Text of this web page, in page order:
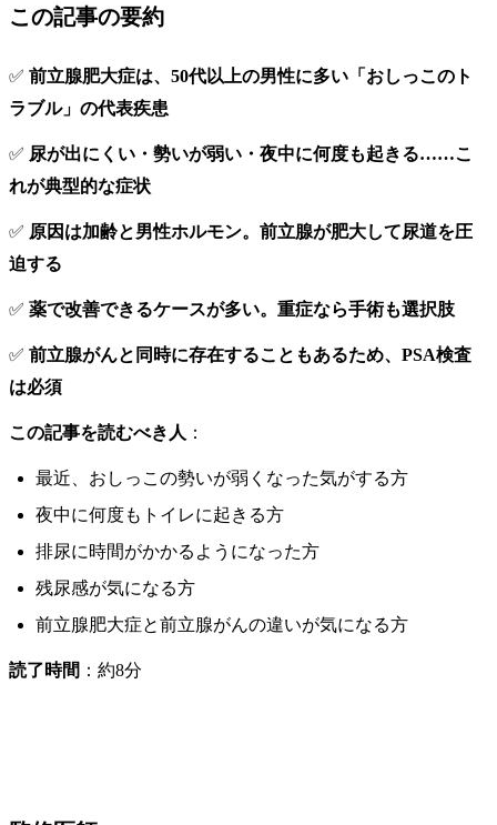
この記事の要約
✅ 前立腺肥大症は、50代以上の男性に多い「おしっこのト
ラブル」の代表疾患
✅ 尿が出にくい・勢いが弱い・夜中に何度も起きる……こ
れが典型的な症状
✅ 原因は加齢と男性ホルモン。前立腺が肥大して尿道を圧
迫する
✅ 薬で改善できるケースが多い。重症なら手術も選択肢
✅ 前立腺がんと同時に存在することもあるため、PSA検査
は必須
この記事を読むべき人 ：
最近、おしっこの勢いが弱くなった気がする方
夜中に何度もトイレに起きる方
排尿に時間がかかるようになった方
残尿感が気になる方
前立腺肥大症と前立腺がんの違いが気になる方
読了時間 ：約8分